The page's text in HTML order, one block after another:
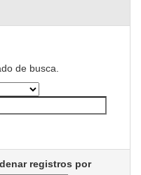
de busca.
registros por